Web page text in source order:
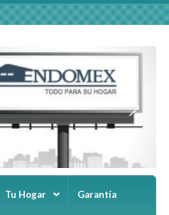
Tu Hogar Garantía